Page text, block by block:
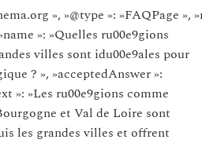
», »@type »: »FAQPage »,
»: »Quelles ru00e9gions
villes sont idu00e9ales pour
? », »acceptedAnswer »:
»: »Les ru00e9gions comme
et Val de Loire sont
les grandes villes et offrent